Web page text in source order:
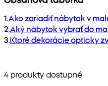
1.Ako zariadiť nábytok v
2.Aký nábytok vybrať do
3.Ktoré dekorácie opticky
4 produkty dostupné